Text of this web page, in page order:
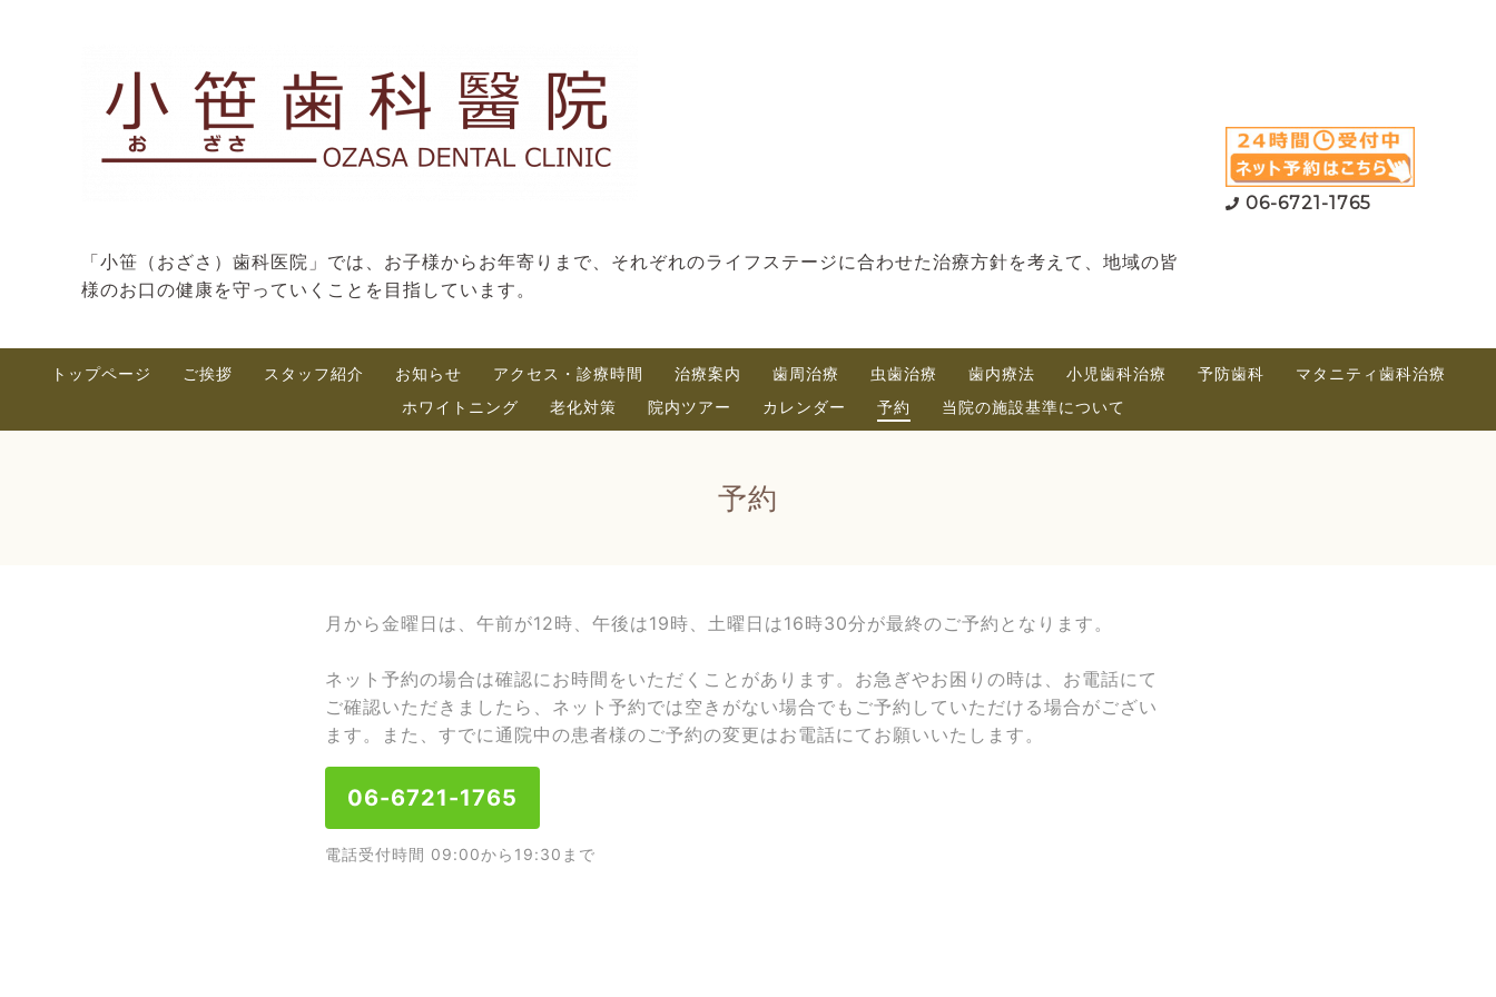
「小笹（おざさ）歯科医院」では、お子様からお年寄りまで、それぞれのライフステージに合わせた治療方針を考えて、地域の皆
様のお口の健康を守っていくことを目指しています。
06-6721-1765
トップページ ご挨拶 スタッフ紹介 お知らせ アクセス・診療時間 治療案内 歯周治療 虫歯治療 歯内療法 小児歯科治療 予防歯科
マタニティ歯科治療
ホワイトニング
老化対策 院内ツアー カレンダー 予約 当院の施設基準について
予約
月から金曜日は、午前が12時、午後は19時、土曜日は16時30分が最終のご予約となります。
ネット予約の場合は確認にお時間をいただくことがあります。お急ぎやお困りの時は、お電話にて
ご確認いただきましたら、ネット予約では空きがない場合でもご予約していただける場合がござい
ます。また、すでに通院中の患者様のご予約の変更はお電話にてお願いいたします。
06-6721-1765
電話受付時間 09:00から19:30まで